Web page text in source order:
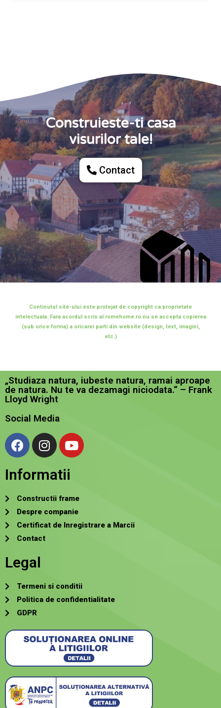
Construieste-ti casa
visurilor tale!
Contact
Continutul site-ului este protejat de copyright ca proprietate
intelectuala. Fara acordul scris al romehome.ro nu se accepta copierea
(sub orice forma) a oricarei parti din website (design, text, imagini,
etc.)
„Studiaza natura, iubeste natura, ramai aproape
de natura. Nu te va dezamagi niciodata.“ – Frank
Lloyd Wright
Social Media
Informatii
Constructii frame
Despre companie
Certificat de Inregistrare a Marcii
Contact
Legal
Termeni si conditii
Politica de confidentialitate
GDPR